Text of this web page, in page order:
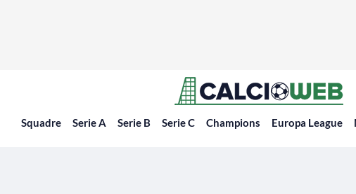
Squadre Serie A Serie B Serie C Champions Europa League